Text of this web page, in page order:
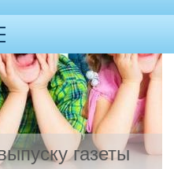
газеты